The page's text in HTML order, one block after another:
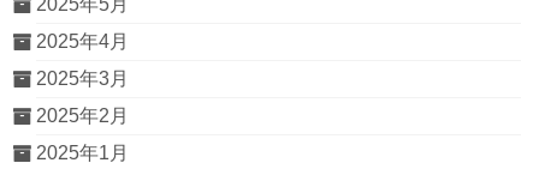
2025年4月
2025年3月
2025年2月
2025年1月